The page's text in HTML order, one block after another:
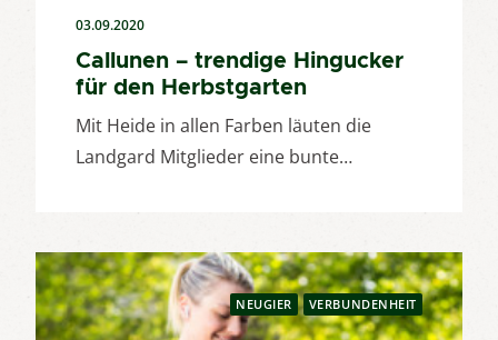
03.09.2020
Callunen – trendige Hingucker
für den Herbstgarten
Mit Heide in allen Farben läuten die
Landgard Mitglieder eine bunte…
NEUGIER VERBUNDENHEIT